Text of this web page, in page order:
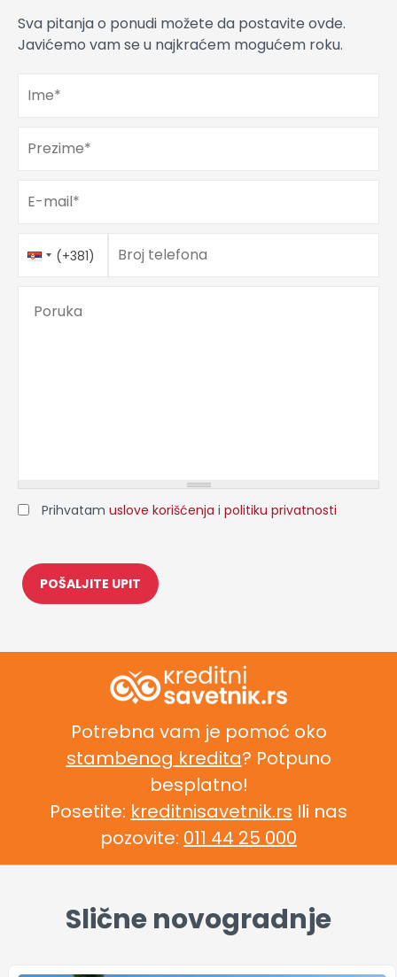
Sva pitanja o ponudi možete da postavite ovde.
Javićemo vam se u najkraćem mogućem roku.
Ime*
Prezime*
E-mail*
Telefon*
Country
Code
(+381) Broj telefona
Prihvatam uslove korišćenja i politiku privatnosti
Potrebna vam je pomoć oko
stambenog kredita? Potpuno
besplatno!
Posetite: kreditnisavetnik.rs Ili nas
pozovite: 011 44 25 000
Slične novogradnje